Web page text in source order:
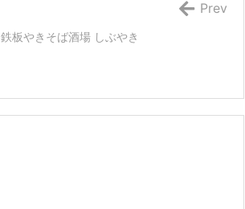
鉄板やきそば酒場 しぶやき
Prev